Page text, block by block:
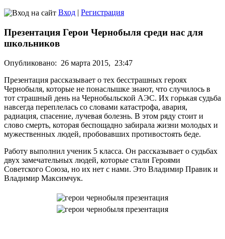
Вход | Регистрация
Презентация Герои Чернобыля среди нас для
школьников
Опубликовано: 26 марта 2015, 23:47
Презентация рассказывает о тех бесстрашных героях
Чернобыля, которые не понаслышке знают, что случилось в
тот страшный день на Чернобыльской АЭС. Их горькая судьба
навсегда переплелась со словами катастрофа, авария,
радиация, спасение, лучевая болезнь. В этом ряду стоит и
слово смерть, которая беспощадно забирала жизни молодых и
мужественных людей, пробовавших противостоять беде.
Работу выполнил ученик 5 класса. Он рассказывает о судьбах
двух замечательных людей, которые стали Героями
Советского Союза, но их нет с нами. Это Владимир Правик и
Владимир Максимчук.